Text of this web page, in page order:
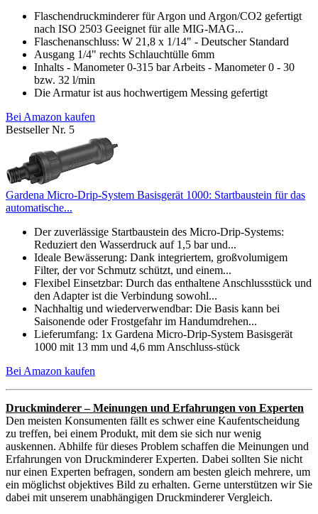
Flaschendruckminderer für Argon und Argon/CO2 gefertigt
nach ISO 2503 Geeignet für alle MIG-MAG...
Flaschenanschluss: W 21,8 x 1/14" - Deutscher Standard
Ausgang 1/4" rechts Schlauchtülle 6mm
Inhalts - Manometer 0-315 bar Arbeits - Manometer 0 - 30
bzw. 32 l/min
Die Armatur ist aus hochwertigem Messing gefertigt
Bei Amazon kaufen
Bestseller Nr. 5
Gardena Micro-Drip-System Basisgerät 1000: Startbaustein für das
automatische...
Der zuverlässige Startbaustein des Micro-Drip-Systems:
Reduziert den Wasserdruck auf 1,5 bar und...
Ideale Bewässerung: Dank integriertem, großvolumigem
Filter, der vor Schmutz schützt, und einem...
Flexibel Einsetzbar: Durch das enthaltene Anschlussstück und
den Adapter ist die Verbindung sowohl...
Nachhaltig und wiederverwendbar: Die Basis kann bei
Saisonende oder Frostgefahr im Handumdrehen...
Lieferumfang: 1x Gardena Micro-Drip-System Basisgerät
1000 mit 13 mm und 4,6 mm Anschluss-stück
Bei Amazon kaufen
Druckminderer – Meinungen und Erfahrungen von Experten
Den meisten Konsumenten fällt es schwer eine Kaufentscheidung
zu treffen, bei einem Produkt, mit dem sie sich nur wenig
auskennen. Abhilfe für dieses Problem schaffen die Meinungen und
Erfahrungen von Druckminderer Experten. Dabei sollten Sie nicht
nur einen Experten befragen, sondern am besten gleich mehrere, um
ein möglichst objektives Bild zu erhalten. Gerne unterstützen wir Sie
dabei mit unserem unabhängigen Druckminderer Vergleich.